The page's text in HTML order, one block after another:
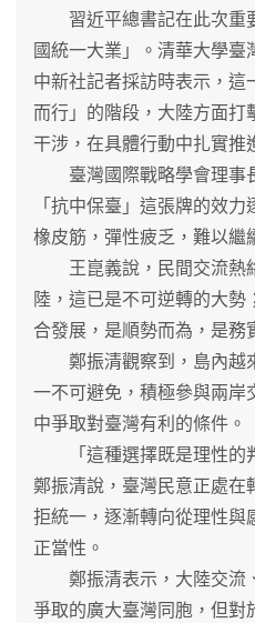
習近平總書記在此次重
國統一大業」。清華大學
中新社記者採訪時表示，
而行」的階段，大陸方面打
干涉，在具體行動中扎實推
臺灣國際戰略學會理事
「抗中保臺」這張牌的效
橡皮筋，彈性疲乏，難以繼
王崑義說，民間交流熱
陸，這已是不可逆轉的大
合發展，是順勢而為，是務
鄭振清觀察到，島內越
一不可避免，積極參與兩岸
中爭取對臺灣有利的條件。
「這種選擇既是理性的判
鄭振清說，臺灣民意正處在
拒統一，逐漸轉向從理性與
正當性。
鄭振清表示，大陸交流
爭取的廣大臺灣同胞，但對